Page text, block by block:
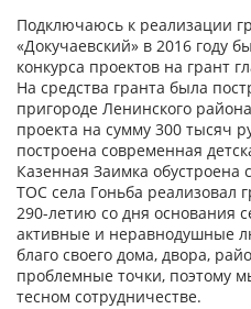
Подключаюсь к реализации
«Докучаевский» в 2016 году
конкурса проектов на грант
На средства гранта была
пригороде Ленинского
проекта на сумму 300 тысяч
построена современная
Казенная Заимка обустроена
ТОС села Гоньба реализовал
290-летию со дня основания
активные и неравнодушные
благо своего дома, двора,
проблемные точки, поэтому
тесном сотрудничестве.